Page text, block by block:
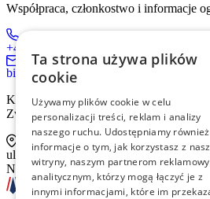
Współpraca, członkostwo i informacje
+48 519 536 405
biuro@zmid.org.pl
Kontakt tradycyjną drogą pocztową
Związku:
ul. Sienna 93 lok. 2, 00-815 Warszawa
NIP: 526-13-30-874
Ta strona używa plików
cookie
Używamy plików cookie w celu
personalizacji treści, reklam i analizy
naszego ruchu. Udostępniamy również
informacje o tym, jak korzystasz z
witryny, naszym partnerom
analitycznym, którzy mogą łączyć je z
innymi informacjami, które im